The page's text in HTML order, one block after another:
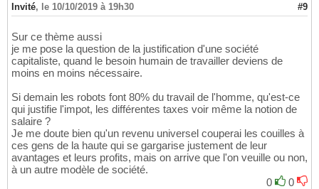
Invité, le 10/10/2019 à 19h30 #9
Sur ce thème aussi
je me pose la question de la justification d'une société
capitaliste, quand le besoin humain de travailler deviens de
moins en moins nécessaire.
Si demain les robots font 80% du travail de l'homme, qu'est-ce
qui justifie l'impot, les différentes taxes voir même la notion de
salaire ?
Je me doute bien qu'un revenu universel couperai les couilles à
ces gens de la haute qui se gargarise justement de leur
avantages et leurs profits, mais on arrive que l'on veuille ou non,
à un autre modèle de société.
0
0